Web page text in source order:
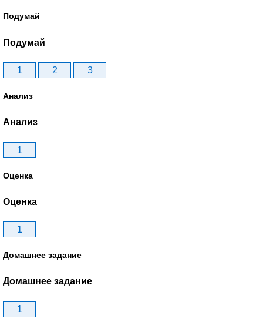
Подумай
Подумай
1 2 3
Анализ
Анализ
1
Оценка
Оценка
1
Домашнее задание
Домашнее задание
1